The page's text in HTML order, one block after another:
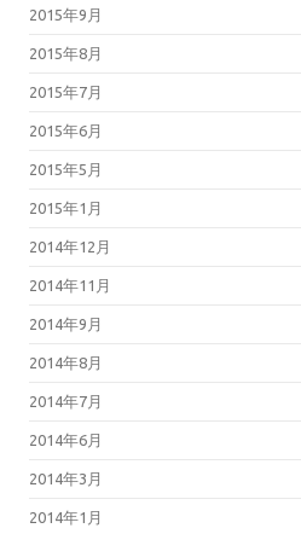
2015年9月
2015年8月
2015年7月
2015年6月
2015年5月
2015年1月
2014年12月
2014年11月
2014年9月
2014年8月
2014年7月
2014年6月
2014年3月
2014年1月